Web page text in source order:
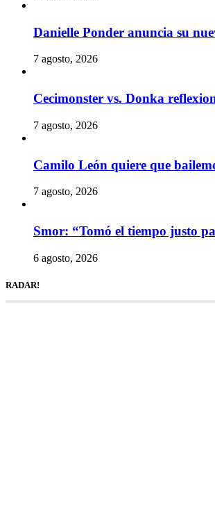
Danielle Ponder anuncia su
7 agosto, 2026
Cecimonster vs. Donka
7 agosto, 2026
Camilo León quiere que
7 agosto, 2026
Smor: “Tomó el tiempo justo
6 agosto, 2026
RADAR!